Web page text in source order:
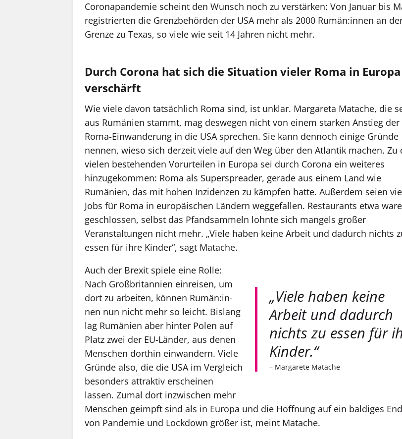
Coronapandemie scheint den Wunsch noch zu verstärken: Von Januar bis
regis­trierten die Grenzbehörden der USA mehr als 2000 Rumän:innen an
Grenze zu Texas, so viele wie seit 14 Jahren nicht mehr.
Durch Corona hat sich die Situation vieler Roma in Europa
verschärft
Wie viele davon tatsächlich Roma sind, ist unklar. Margareta Matache, die
aus Rumänien stammt, mag deswegen nicht von einem starken Anstieg der
Roma-Einwanderung in die USA sprechen. Sie kann dennoch einige Gründe
nennen, wieso sich derzeit viele auf den Weg über den Atlantik machen. Zu
vielen bestehenden Vorurteilen in Europa sei durch Corona ein weiteres
hinzugekommen: Roma als Super­spreader, gerade aus einem Land wie
Rumänien, das mit hohen Inzidenzen zu kämpfen hatte. Außerdem seien
Jobs für Roma in europäischen Ländern weggefallen. Restaurants etwa
geschlossen, selbst das Pfandsammeln lohnte sich mangels großer
Veranstaltungen nicht mehr. „Viele haben keine Arbeit und dadurch nichts
essen für ihre Kinder“, sagt Matache.
„Viele haben keine
Arbeit und dadurch
nichts zu essen für
Kinder.“
– Margarete Matache
Auch der Brexit spiele eine Rolle:
Nach Groß­britan­nien einreisen, um
dort zu arbeiten, können Rum­­ä­n:in­
nen nun nicht mehr so leicht. Bislang
lag Rumänien aber hinter Polen auf
Platz zwei der EU-Länder, aus denen
Menschen dorthin einwandern. Viele
Gründe also, die die USA im Vergleich
besonders attraktiv erscheinen
lassen. Zumal dort inzwischen mehr
Menschen geimpft sind als in Europa und die Hoffnung auf ein baldiges
von Pandemie und Lockdown größer ist, meint Matache.